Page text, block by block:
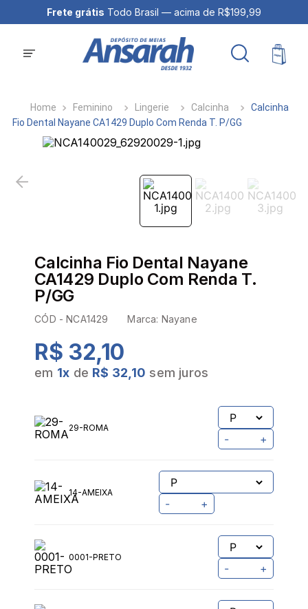
Frete grátis Todo Brasil — acima de R$199,99
Feminino Lingerie Calcinha
Calcinha
Fio Dental Nayane CA1429 Duplo Com Renda T. P/GG
Calcinha Fio Dental Nayane
CA1429 Duplo Com Renda T.
P/GG
CÓD -NCA1429 Marca: Nayane
R$ 32,10
em 1x de R$ 32,10 sem juros
29-ROMA
- +
14-AMEIXA
- +
0001-PRETO
- +